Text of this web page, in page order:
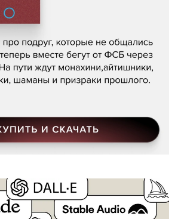
«Тут недалеко»